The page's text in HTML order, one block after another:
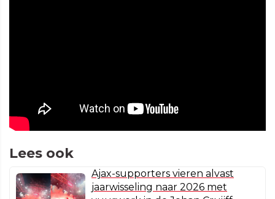
Lees ook
Ajax-supporters vieren alvast
jaarwisseling naar 2026 met